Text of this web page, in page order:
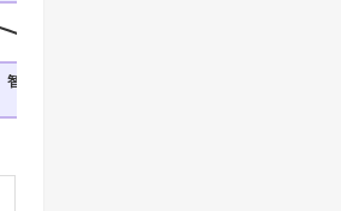
智能化运营